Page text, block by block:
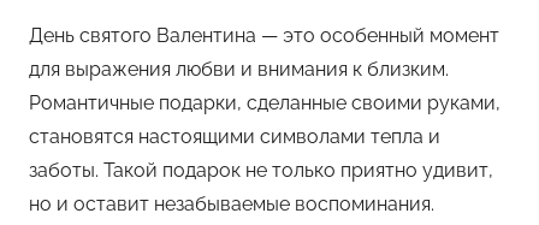
День святого Валентина — это особенный момент
для выражения любви и внимания к близким.
Романтичные подарки, сделанные своими руками,
становятся настоящими символами тепла и
заботы. Такой подарок не только приятно удивит,
но и оставит незабываемые воспоминания.